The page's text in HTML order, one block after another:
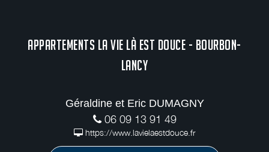
APPARTEMENTS LA VIE LÀ EST DOUCE - BOURBON-
LANCY
Géraldine et Eric DUMAGNY
06 09 13 91 49
https://www.lavielaestdouce.fr